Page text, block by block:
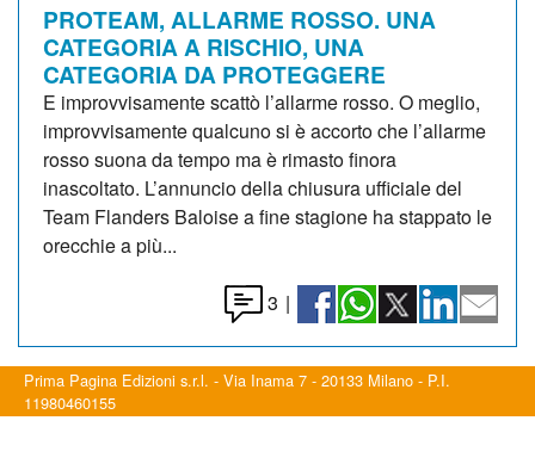
PROTEAM, ALLARME ROSSO. UNA
CATEGORIA A RISCHIO, UNA
CATEGORIA DA PROTEGGERE
E improvvisamente scattò l’allarme rosso. O meglio,
improvvisamente qualcuno si è accorto che l’allarme
rosso suona da tempo ma è rimasto finora
inascoltato. L’annuncio della chiusura ufficiale del
Team Flanders Baloise a fine stagione ha stappato le
orecchie a più...
3 |
Prima Pagina Edizioni s.r.l. - Via Inama 7 - 20133 Milano - P.I.
11980460155